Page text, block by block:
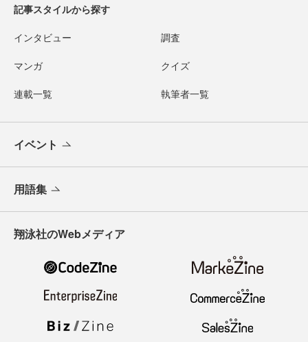
記事スタイルから探す
インタビュー 調査
マンガ クイズ
連載一覧 執筆者一覧
イベント
用語集
翔泳社のWebメディア